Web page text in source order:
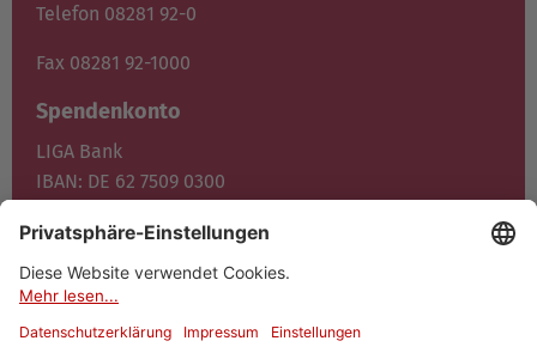
Telefon 08281 92-0
Fax 08281 92-1000
Spendenkonto
LIGA Bank
IBAN: DE 62 7509 0300
BIC: GENO DE F1M05
Jetzt spenden